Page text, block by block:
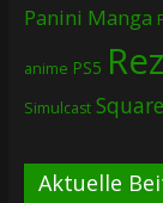
Panini Manga
anime PS5
Simulcast
Aktuelle